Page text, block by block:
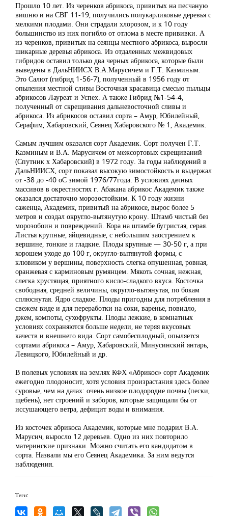
Прошло 10 лет. Из черенков абрикоса, привитых на песчаную
вишню и на СВГ 11-19, получились полукарликовые деревья с
мелкими плодами. Они страдали хлорозом, и к 10 году
большинство из них погибло от отлома в месте прививки. А
из черенков, привитых на сеянцы местного абрикоса, выросли
шикарные деревья абрикоса. Из отдаленных межвидовых
гибридов оставил только два черных абрикоса, которые были
выведены в ДальНИИСХ В.А.Марусичем и Г.Т. Казминым.
Это Салют (гибрид 1-56-7), полученный в 1956 году от
опыления местной сливы Восточная красавица смесью пыльцы
абрикосов Лауреат и Успех. А также Гибрид №1-54-4,
полученный от скрещивания дальневосточной сливы и
абрикоса. Из абрикосов оставил сорта – Амур, Юбилейный,
Серафим, Хабаровский, Сеянец Хабаровского № 1, Академик.
Самым лучшим оказался сорт Академик. Сорт получен Г.Т.
Казминым и В.А. Марусичем от межсортовых скрещиваний
(Спутник х Хабаровский) в 1972 году. За годы наблюдений в
ДальНИИСХ, сорт показал высокую зимостойкость и выдержал
от -38 до -40 оС зимой 1976/77года. В условиях дачных
массивов в окрестностях г. Абакана абрикос Академик также
оказался достаточно морозостойким. К 10 году жизни
саженца, Академик, привитый на абрикосе, вырос более 5
метров и создал округло-вытянутую крону. Штамб чистый без
морозобоин и повреждений. Кора на штамбе бугристая, серая.
Листья крупные, яйцевидные, с небольшим заострением к
вершине, тонкие и гладкие. Плоды крупные — 30-50 г, а при
хорошем уходе до 100 г, округло-вытянутой формы, с
клювиком у вершины, поверхность слегка опушенная, ровная,
оранжевая с карминовым румянцем. Мякоть сочная, нежная,
слегка хрустящая, приятного кисло-сладкого вкуса. Косточка
свободная, средней величины, округло-вытянутая, по бокам
сплюснутая. Ядро сладкое. Плоды пригодны для потребления в
свежем виде и для переработки на соки, варенье, повидло,
джем, компоты, сухофрукты. Плоды лежкие, в комнатных
условиях сохраняются больше недели, не теряя вкусовых
качеств и внешнего вида. Сорт самобесплодный, опыляется
сортами абрикоса – Амур, Хабаровский, Минусинский янтарь,
Левицкого, Юбилейный и др.
В полевых условиях на землях КФХ «Абрикос» сорт Академик
ежегодно плодоносит, хотя условия произрастания здесь более
суровые, чем на дачах: очень низкое плодородие почвы (пески,
щебень), нет строений и заборов, которые защищали бы от
иссушающего ветра, дефицит воды и внимания.
Из косточек абрикоса Академик, которые мне подарил В.А.
Марусич, выросло 12 деревьев. Одно из них повторило
материнские признаки. Можно считать его кандидатом в
сорта. Назвали мы его Сеянец Академика. За ним ведутся
наблюдения.
Теги: